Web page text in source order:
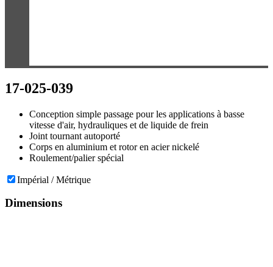
17-025-039
Conception simple passage pour les applications à basse
vitesse d'air, hydrauliques et de liquide de frein
Joint tournant autoporté
Corps en aluminium et rotor en acier nickelé
Roulement/palier spécial
Impérial / Métrique
Dimensions